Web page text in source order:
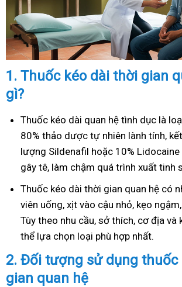
1. Thuốc kéo dài thời gian
gì?
Thuốc kéo dài quan hệ tình dục là
80% thảo dược tự nhiên lành tính,
lượng Sildenafil hoặc 10%
gây tê, làm chậm quá trình xuất tinh
Thuốc kéo dài thời gian quan hệ có
viên uống, xịt vào cậu nhỏ, kẹo
Tùy theo nhu cầu, sở thích, cơ địa và
thể lựa chọn loại phù hợp nhất.
2. Đối tượng sử dụng thuốc
gian quan hệ